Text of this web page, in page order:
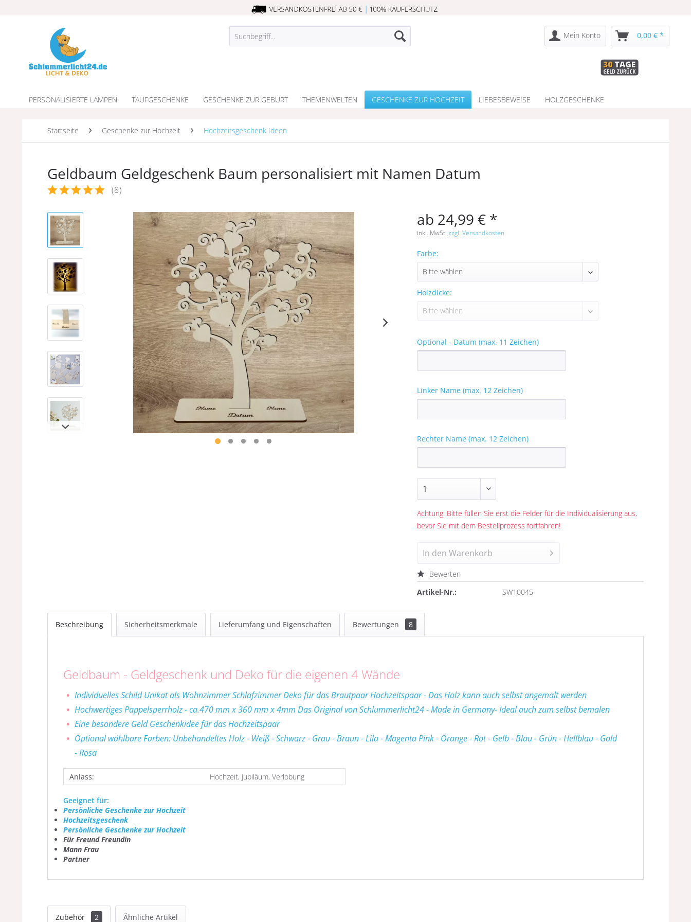
Mein Konto 0,00 € *
PERSONALISIERTE LAMPEN TAUFGESCHENKE GESCHENKE ZUR GEBURT THEMENWELTEN GESCHENKE ZUR HOCHZEIT LIEBESBEWEISE HOLZGESCHENKE
Startseite Geschenke zur Hochzeit Hochzeitsgeschenk Ideen
Geldbaum Geldgeschenk Baum personalisiert mit Namen Datum
(8)
ab 24,99 € *
inkl. MwSt.zzgl. Versandkosten
Farbe:
Holzdicke:
Optional - Datum (max. 11 Zeichen)
Linker Name (max. 12 Zeichen)
Rechter Name (max. 12 Zeichen)
Achtung: Bitte füllen Sie erst die Felder für die Individualisierung aus,
bevor Sie mit dem Bestellprozess fortfahren!
In den Warenkorb
Bewerten
Artikel-Nr.:
SW10045
Beschreibung Sicherheitsmerkmale Lieferumfang und Eigenschaften Bewertungen 8
Geldbaum - Geldgeschenk und Deko für die eigenen 4 Wände
Individuelles Schild Unikat als Wohnzimmer Schlafzimmer Deko für das Brautpaar Hochzeitspaar - Das Holz kann auch selbst angemalt werden
Hochwertiges Pappelsperrholz - ca.470 mm x 360 mm x 4mm Das Original von Schlummerlicht24 - Made in Germany- Ideal auch zum selbst bemalen
Eine besondere Geld Geschenkidee für das Hochzeitspaar
Optional wählbare Farben: Unbehandeltes Holz - Weiß - Schwarz - Grau - Braun - Lila - Magenta Pink - Orange - Rot - Gelb - Blau - Grün - Hellblau - Gold
- Rosa
Anlass: Hochzeit, Jubiläum, Verlobung
Geeignet für:
Persönliche Geschenke zur Hochzeit
Hochzeitsgeschenk
Persönliche Geschenke zur Hochzeit
Für Freund Freundin
Mann Frau
Partner
Zubehör 2 Ähnliche Artikel